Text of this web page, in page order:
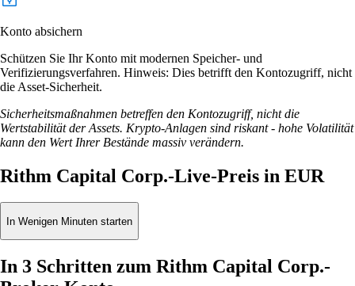
Konto absichern
Schützen Sie Ihr Konto mit modernen Speicher- und
Verifizierungsverfahren. Hinweis: Dies betrifft den Kontozugriff, nicht
die Asset-Sicherheit.
Sicherheitsmaßnahmen betreffen den Kontozugriff, nicht die
Wertstabilität der Assets. Krypto-Anlagen sind riskant - hohe Volatilität
kann den Wert Ihrer Bestände massiv verändern.
Rithm Capital Corp.-Live-Preis in EUR
In Wenigen Minuten starten
In 3 Schritten zum Rithm Capital Corp.-